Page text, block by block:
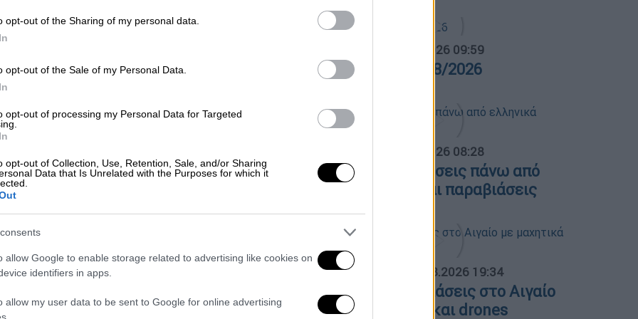
opt-out of the Sharing of my personal data.
opt-out of the Sale of my Personal Data.
opt-out of processing my Personal Data for Targeted
opt-out of Collection, Use, Retention, Sale, and/or Sharing
Data that Is Unrelated with the Purposes for which it
allow Google to enable storage related to advertising like cookies on
identifiers in apps.
allow my user data to be sent to Google for online advertising
07.08.2026 09:59
Ώρα Ελλάδος 07/08/2026
07.08.2026 08:28
Τουρκία: Υπερπτήσεις πάνω από
ελληνικά νησιά και παραβιάσεις
ΑΠΟΣΠΑΣΜΑΤΑ... 06.08.2026 19:34
Τουρκικές παραβιάσεις στο Αιγαίο
με μαχητικά F-16 και drones